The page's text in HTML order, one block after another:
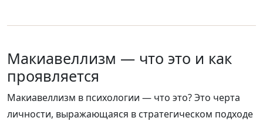
Макиавеллизм — что это и как
проявляется
Макиавеллизм в психологии — что это? Это черта
личности, выражающаяся в стратегическом подходе